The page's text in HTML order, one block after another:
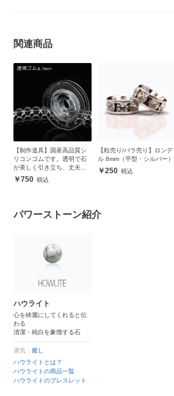
関連商品
【制作道具】国産高品質シ
リコンゴムです。透明で石
が美しく引き立ち、丈夫で
安心750
【粒売り/バラ売り】ロンデ
ル 8mm（平型・シルバー）
250
パワーストーン紹介
ハウライト
心を綺麗にしてくれると伝
わる
清潔・純白を象徴する石
運気：癒し
ハウライトとは？
ハウライトの商品一覧
ハウライトのブレスレット